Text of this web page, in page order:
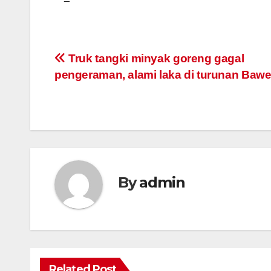
Post
navigation
Truk tangki minyak goreng gagal
pengeraman, alami laka di turunan
Byadmin